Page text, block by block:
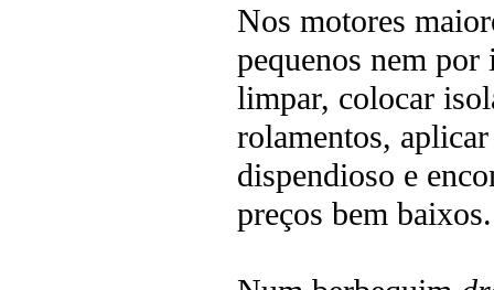
Nos motores
pequenos nem
limpar, colocar
rolamentos,
dispendioso e
preços bem